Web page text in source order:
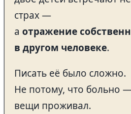
страх —
а отражение
в другом человеке.
Писать её было сложно.
Не потому, что больно
вещи проживал.